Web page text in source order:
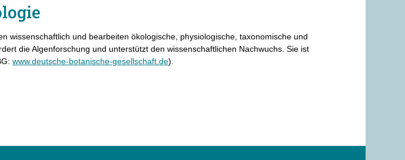
wissenschaftlich und bearbeiten ökologische, physiologische, taxonomische und
die Algenforschung und unterstützt den wissenschaftlichen Nachwuchs. Sie ist
www.deutsche-botanische-gesellschaft.de).